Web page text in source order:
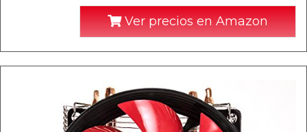
Ver precios en Amazon